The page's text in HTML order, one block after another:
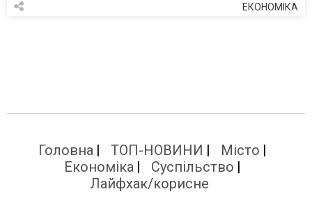
ЕКОНОМІКА
Головна ТОП-НОВИНИ
Місто
Економіка
Суспільство
Лайфхак/корисне